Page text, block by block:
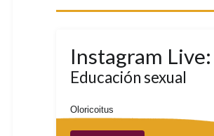
Instagram Live:
Educación sexual
Oloricoitus